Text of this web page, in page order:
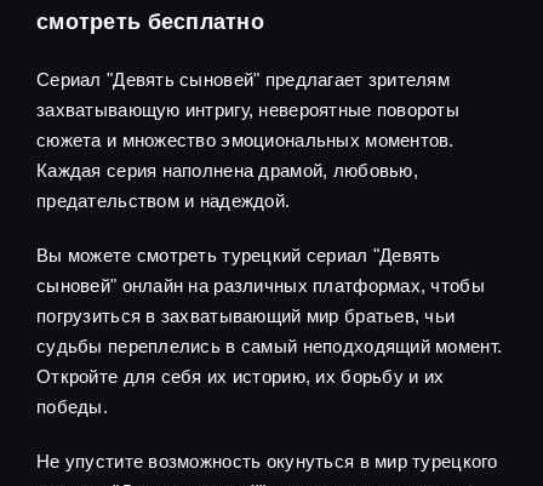
смотреть бесплатно
Сериал "Девять сыновей" предлагает зрителям
захватывающую интригу, невероятные повороты
сюжета и множество эмоциональных моментов.
Каждая серия наполнена драмой, любовью,
предательством и надеждой.
Вы можете смотреть турецкий сериал "Девять
сыновей" онлайн на различных платформах, чтобы
погрузиться в захватывающий мир братьев, чьи
судьбы переплелись в самый неподходящий момент.
Откройте для себя их историю, их борьбу и их
победы.
Не упустите возможность окунуться в мир турецкого